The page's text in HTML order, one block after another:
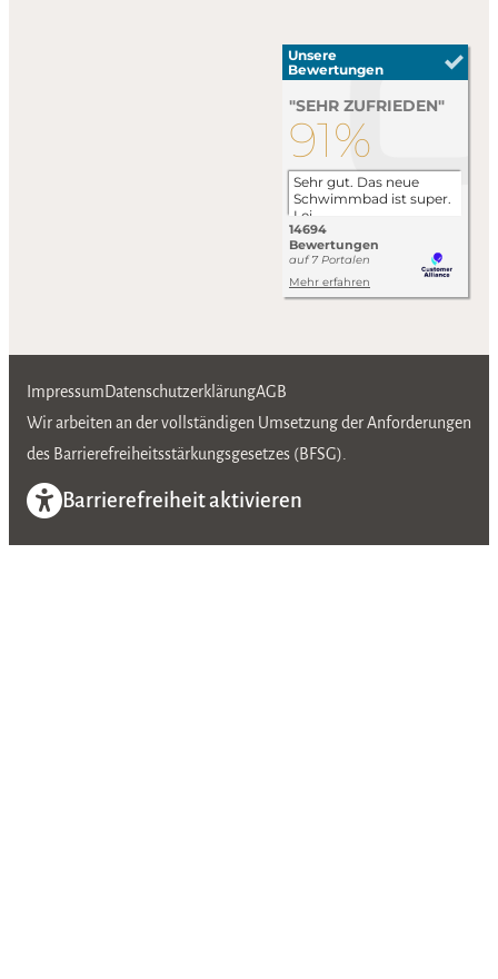
ImpressumDatenschutzerklärungAGB
Wir arbeiten an der vollständigen Umsetzung der Anforderungen
des Barrierefreiheitsstärkungsgesetzes (BFSG).
Barrierefreiheit aktivieren